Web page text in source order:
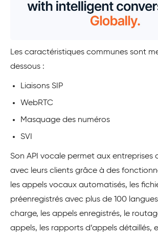
Les caractéristiques communes sont
dessous :
Liaisons SIP
WebRTC
Masquage des numéros
SVI
Son API vocale permet aux entreprises
avec leurs clients grâce à des
les appels vocaux automatisés, les
préenregistrés avec plus de 100
charge, les appels enregistrés, le
appels, les rapports d’appels détaillés,